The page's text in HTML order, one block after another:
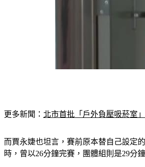
更多新聞： 北市首批「戶外負壓吸菸室
而賈永婕也坦言，賽前原本替自己設定
時，曾以26分鐘完賽，團體組則是29分